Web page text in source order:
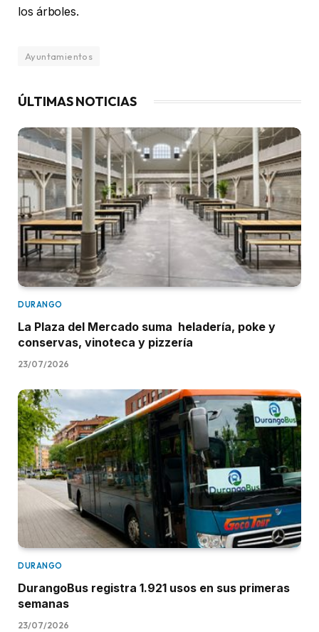
los árboles.
Ayuntamientos
ÚLTIMAS NOTICIAS
DURANGO
La Plaza del Mercado suma heladería, poke y
conservas, vinoteca y pizzería
23/07/2026
DURANGO
DurangoBus registra 1.921 usos en sus primeras
semanas
23/07/2026